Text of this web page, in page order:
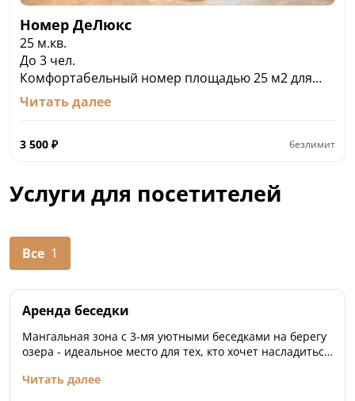
Номер ДеЛюкс
25 м.кв.
До 3 чел.
Комфортабельный номер площадью 25 м2 для
отдыха до 3-х человек с двуспальной кроватью,
креслом-кроватью, кухонной зоной и удобной
Тёплые полы и система климат-контроля создают
номера открываются прекрасные виды на озеро.
Ванная комната имеет все удобства для принятия
Стоимость: от 3 500 руб./сутки
Читать далее
3 500 ₽ безлимит
Услуги для посетителей
Все 1
Аренда беседки
Мангальная зона с 3-мя уютными беседками на берегу
озера - идеальное место для тех, кто хочет насладиться
Мангальная зона позволит приготовить вкусные
Читать далее